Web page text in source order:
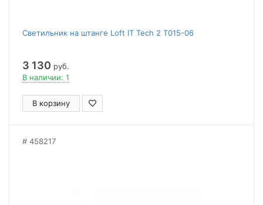
Светильник на штанге Loft IT Tech 2 T015-06
3 130 руб.
В наличии: 1
В корзину
458217